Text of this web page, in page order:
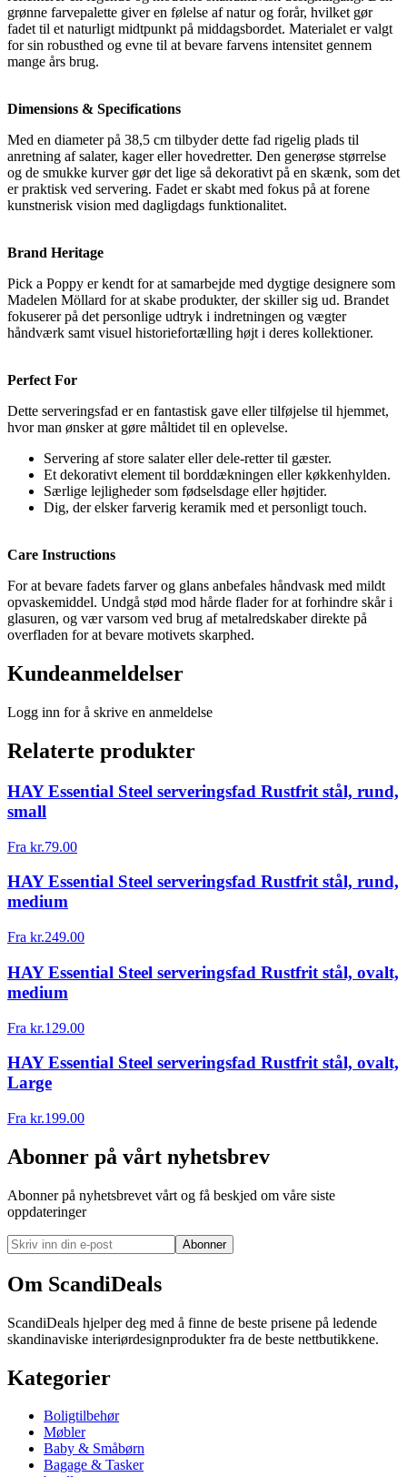
grønne farvepalette giver en følelse af natur og forår, hvilket gør
fadet til et naturligt midtpunkt på middagsbordet. Materialet er valgt
for sin robusthed og evne til at bevare farvens intensitet gennem
mange års brug.
Dimensions & Specifications
Med en diameter på 38,5 cm tilbyder dette fad rigelig plads til
anretning af salater, kager eller hovedretter. Den generøse størrelse
og de smukke kurver gør det lige så dekorativt på en skænk, som det
er praktisk ved servering. Fadet er skabt med fokus på at forene
kunstnerisk vision med dagligdags funktionalitet.
Brand Heritage
Pick a Poppy er kendt for at samarbejde med dygtige designere som
Madelen Möllard for at skabe produkter, der skiller sig ud. Brandet
fokuserer på det personlige udtryk i indretningen og vægter
håndværk samt visuel historiefortælling højt i deres kollektioner.
Perfect For
Dette serveringsfad er en fantastisk gave eller tilføjelse til hjemmet,
hvor man ønsker at gøre måltidet til en oplevelse.
Servering af store salater eller dele-retter til gæster.
Et dekorativt element til borddækningen eller køkkenhylden.
Særlige lejligheder som fødselsdage eller højtider.
Dig, der elsker farverig keramik med et personligt touch.
Care Instructions
For at bevare fadets farver og glans anbefales håndvask med mildt
opvaskemiddel. Undgå stød mod hårde flader for at forhindre skår i
glasuren, og vær varsom ved brug af metalredskaber direkte på
overfladen for at bevare motivets skarphed.
Kundeanmeldelser
Logg inn for å skrive en anmeldelse
Relaterte produkter
HAY Essential Steel serveringsfad Rustfrit stål, rund,
small
Fra kr.79.00
HAY Essential Steel serveringsfad Rustfrit stål, rund,
medium
Fra kr.249.00
HAY Essential Steel serveringsfad Rustfrit stål, ovalt,
medium
Fra kr.129.00
HAY Essential Steel serveringsfad Rustfrit stål, ovalt,
Large
Fra kr.199.00
Abonner på vårt nyhetsbrev
Abonner på nyhetsbrevet vårt og få beskjed om våre siste
oppdateringer
Abonner
Om ScandiDeals
ScandiDeals hjelper deg med å finne de beste prisene på ledende
skandinaviske interiørdesignprodukter fra de beste nettbutikkene.
Kategorier
Boligtilbehør
Møbler
Baby & Småbørn
Bagage & Tasker